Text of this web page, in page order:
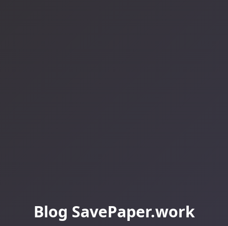
Blog SavePaper.work